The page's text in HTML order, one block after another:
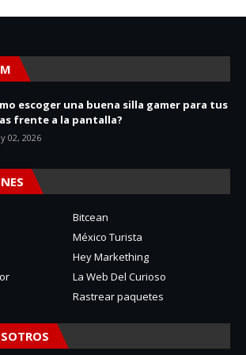
escoger una buena silla gamer para tus
frente a la pantalla?
02, 2026
Bitcean
México Turista
Hey Markething
La Web Del Curioso
Rastrear paquetes